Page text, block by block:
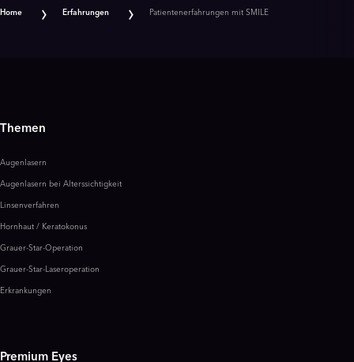
Home Erfahrungen Patientenerfahrungen mit SMILE
Themen
Augenlasern
Augenlasern bei Alterssichtigkeit
Linsenverfahren
Hornhaut / Keratokonus
Grauer-Star-Operation
Grauer-Star-Laseroperation
Erkrankungen
Premium Eyes